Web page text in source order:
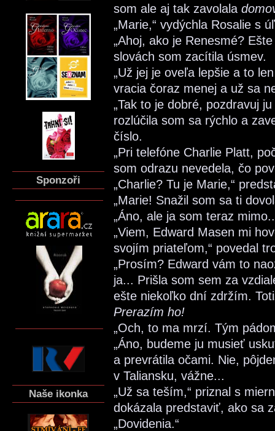
Sponzoři
Naše ikonka
som ale aj tak zavolala
„Marie,“ vydýchla Rosalie s
„Ahoj, ako je Renesmé?
slovách som zacítila úsmev.
„Už jej je oveľa lepšie a to
vracia čoraz menej a už sa
„Tak to je dobré, pozdravuj
rozlúčila som sa rýchlo a
číslo.
„Pri telefóne Charlie Platt,
som odrazu nevedela, čo
„Charlie? Tu je Marie,“
„Marie! Snažil som sa ti
„Áno, ale ja som teraz
„Viem, Edward Masen mi
svojím priateľom,“ povedal
„Prosím? Edward vám to
ja... Prišla som sem za
ešte niekoľko dní zdržím.
Prerazím ho!
„Och, to ma mrzí. Tým
„Áno, budeme ju musieť
a prevrátila očami. Nie,
v Taliansku, vážne...
„Už sa teším,“ priznal s
dokázala predstaviť, ako sa
„Dovidenia.“